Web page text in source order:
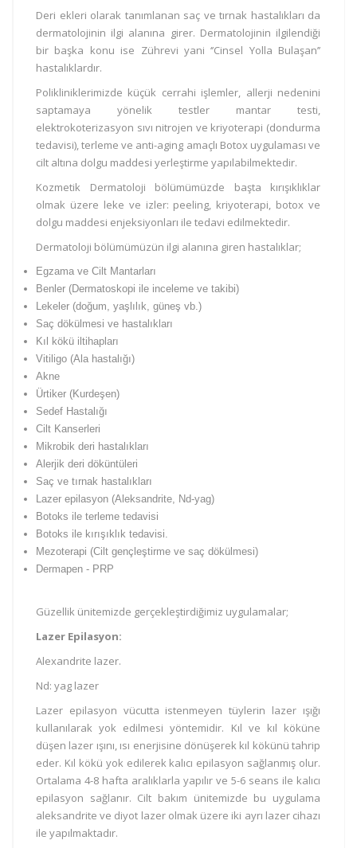
Deri ekleri olarak tanımlanan saç ve tırnak hastalıkları da
dermatolojinin ilgi alanına girer. Dermatolojinin ilgilendiği
bir başka konu ise Zührevi yani ‘’Cinsel Yolla Bulaşan’’
hastalıklardır.
Polikliniklerimizde küçük cerrahi işlemler, allerji nedenini
saptamaya yönelik testler mantar testi,
elektrokoterizasyon sıvı nitrojen ve kriyoterapi (dondurma
tedavisi), terleme ve anti-aging amaçlı Botox uygulaması ve
cilt altına dolgu maddesi yerleştirme yapılabilmektedir.
Kozmetik Dermatoloji bölümümüzde başta kırışıklıklar
olmak üzere leke ve izler: peeling, kriyoterapi, botox ve
dolgu maddesi enjeksiyonları ile tedavi edilmektedir.
Dermatoloji bölümümüzün ilgi alanına giren hastalıklar;
Egzama ve Cilt Mantarları
Benler (Dermatoskopi ile inceleme ve takibi)
Lekeler (doğum, yaşlılık, güneş vb.)
Saç dökülmesi ve hastalıkları
Kıl kökü iltihapları
Vitiligo (Ala hastalığı)
Akne
Ürtiker (Kurdeşen)
Sedef Hastalığı
Cilt Kanserleri
Mikrobik deri hastalıkları
Alerjik deri döküntüleri
Saç ve tırnak hastalıkları
Lazer epilasyon (Aleksandrite, Nd-yag)
Botoks ile terleme tedavisi
Botoks ile kırışıklık tedavisi.
Mezoterapi (Cilt gençleştirme ve saç dökülmesi)
Dermapen - PRP
Güzellik ünitemizde gerçekleştirdiğimiz uygulamalar;
Lazer Epilasyon:
Alexandrite lazer.
Nd: yag lazer
Lazer epilasyon vücutta istenmeyen tüylerin lazer ışığı
kullanılarak yok edilmesi yöntemidir. Kıl ve kıl köküne
düşen lazer ışını, ısı enerjisine dönüşerek kıl kökünü tahrip
eder. Kıl kökü yok edilerek kalıcı epilasyon sağlanmış olur.
Ortalama 4-8 hafta aralıklarla yapılır ve 5-6 seans ile kalıcı
epilasyon sağlanır. Cilt bakım ünitemizde bu uygulama
aleksandrite ve diyot lazer olmak üzere iki ayrı lazer cihazı
ile yapılmaktadır.